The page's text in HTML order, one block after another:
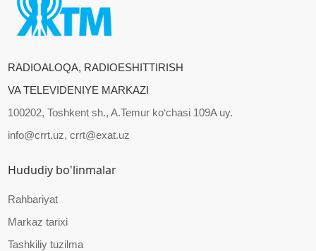
RADIOALOQA, RADIOESHITTIRISH
VA TELEVIDENIYE MARKAZI
100202, Toshkent sh., A.Temur ko‘chasi 109A uy.
info@crrt.uz, crrt@exat.uz
Hududiy bo'linmalar
Rahbariyat
Markaz tarixi
Tashkiliy tuzilma